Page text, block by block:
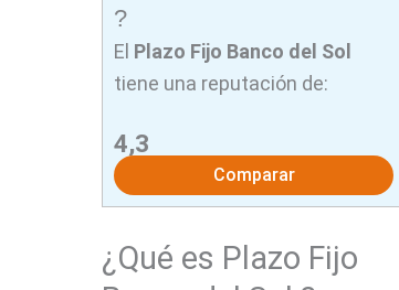
?
El Plazo Fijo Banco del Sol
tiene una reputación de:
4,3
Comparar
¿Qué es Plazo Fijo